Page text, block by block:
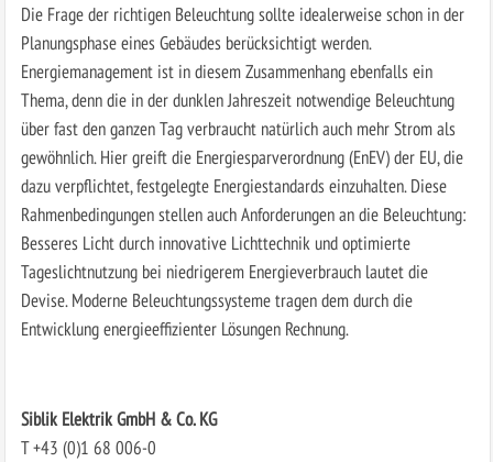
Die Frage der richtigen Beleuchtung sollte idealerweise schon in der
Planungsphase eines Gebäudes berücksichtigt werden.
Energiemanagement ist in diesem Zusammenhang ebenfalls ein
Thema, denn die in der dunklen Jahreszeit notwendige Beleuchtung
über fast den ganzen Tag verbraucht natürlich auch mehr Strom als
gewöhnlich. Hier greift die Energiesparverordnung (EnEV) der EU, die
dazu verpflichtet, festgelegte Energiestandards einzuhalten. Diese
Rahmenbedingungen stellen auch Anforderungen an die Beleuchtung:
Besseres Licht durch innovative Lichttechnik und optimierte
Tageslichtnutzung bei niedrigerem Energieverbrauch lautet die
Devise. Moderne Beleuchtungssysteme tragen dem durch die
Entwicklung energieeffizienter Lösungen Rechnung.
Siblik Elektrik GmbH & Co. KG
T +43 (0)1 68 006-0